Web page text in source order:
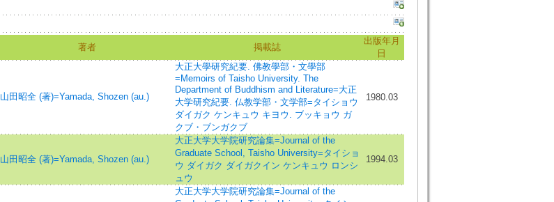
著者 掲載誌
出版年月
日
山田昭全 (著)=Yamada, Shozen (au.)
大正大學研究紀要. 佛教學部・文學部
=Memoirs of Taisho University. The
Department of Buddhism and Literature=大正
大学研究紀要. 仏教学部・文学部=タイショウ
ダイガク ケンキュウ キヨウ. ブッキョウ ガ
クブ・ブンガクブ
1980.03
山田昭全 (著)=Yamada, Shozen (au.)
大正大学大学院研究論集=Journal of the
Graduate School, Taisho University=タイショ
ウ ダイガク ダイガクイン ケンキュウ ロンシ
ュウ
1994.03
大正大学大学院研究論集=Journal of the